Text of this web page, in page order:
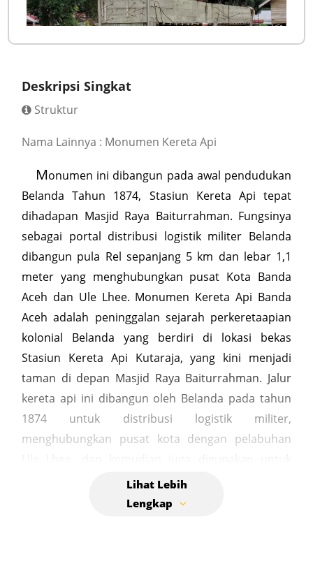
Deskripsi Singkat
Struktur
Nama Lainnya : Monumen Kereta Api
Monumen ini dibangun pada awal pendudukan
Belanda Tahun 1874, Stasiun Kereta Api tepat
dihadapan Masjid Raya Baiturrahman. Fungsinya
sebagai portal distribusi logistik militer Belanda
dibangun pula Rel sepanjang 5 km dan lebar 1,1
meter yang menghubungkan pusat Kota Banda
Aceh dan Ule Lhee. Monumen Kereta Api Banda
Aceh adalah peninggalan sejarah perkeretaapian
kolonial Belanda yang berdiri di lokasi bekas
Stasiun Kereta Api Kutaraja, yang kini menjadi
taman di depan Masjid Raya Baiturrahman. Jalur
kereta api ini dibangun oleh Belanda pada tahun
1874 untuk distribusi logistik militer,
menghubungkan pusat kota dengan pelabuhan
mengangkut masyarakat sipil. Monumen ini
menampilkan lokomotif uap kuno (BB84) dan